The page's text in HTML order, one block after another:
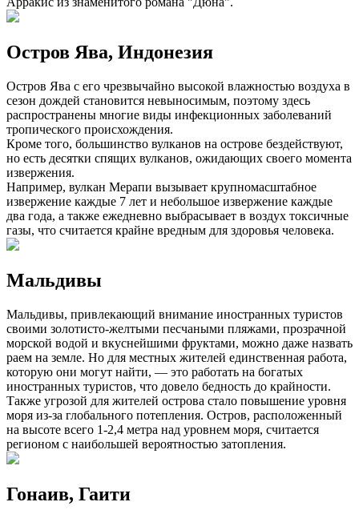
Остров Ява, Индонезия
Остров Ява с его чрезвычайно высокой влажностью воздуха в
сезон дождей становится невыносимым, поэтому здесь
распространены многие виды инфекционных заболеваний
тропического происхождения.
Кроме того, большинство вулканов на острове бездействуют,
но есть десятки спящих вулканов, ожидающих своего момента
извержения.
Например, вулкан Мерапи вызывает крупномасштабное
извержение каждые 7 лет и небольшое извержение каждые
два года, а также ежедневно выбрасывает в воздух токсичные
газы, что считается крайне вредным для здоровья человека.
Мальдивы
Мальдивы, привлекающий внимание иностранных туристов
своими золотисто-желтыми песчаными пляжами, прозрачной
морской водой и вкуснейшими фруктами, можно даже назвать
раем на земле. Но для местных жителей единственная работа,
которую они могут найти, — это работать на богатых
иностранных туристов, что довело бедность до крайности.
Также угрозой для жителей острова стало повышение уровня
моря из-за глобального потепления. Остров, расположенный
на высоте всего 1-2,4 метра над уровнем моря, считается
регионом с наибольшей вероятностью затопления.
Гонаив, Гаити